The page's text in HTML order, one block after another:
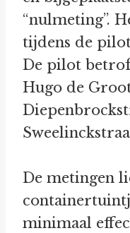
“nulmeting”.
tijdens de
De pilot
Hugo de
De metingen
minimaal